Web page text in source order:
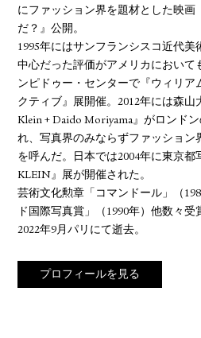
にファッション界を題材とした映画
だ？』公開。
1995年にはサンフランシスコ近代美
中心だった評価がアメリカにおいて
ンピドゥー・センターで『ウィリア
クティブ』展開催。2012年には森
Klein + Daido Moriyama』がロンド
れ、写真界のみならずファッション
を呼んだ。日本では2004年に東京都
KLEIN』展が開催された。
芸術文化勲章「コマンドール」（
ド国際写真賞」（1990年）他数々受
2022年9月パリにて逝去。
プロフィールを見る